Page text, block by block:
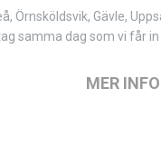
Gävle,
samma dag som vi får
MER